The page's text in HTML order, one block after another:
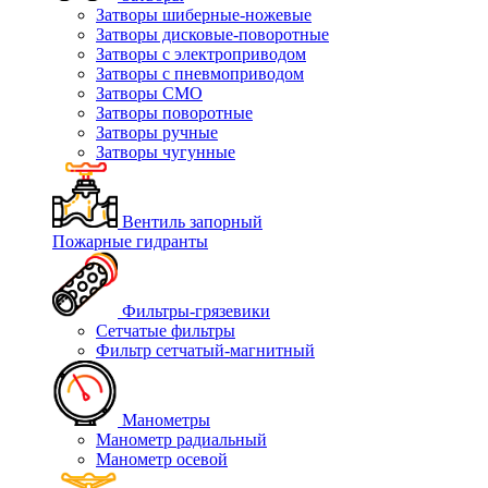
Затворы шиберные-ножевые
Затворы дисковые-поворотные
Затворы с электроприводом
Затворы с пневмоприводом
Затворы СМО
Затворы поворотные
Затворы ручные
Затворы чугунные
Вентиль запорный
Пожарные гидранты
Фильтры-грязевики
Сетчатые фильтры
Фильтр сетчатый-магнитный
Манометры
Манометр радиальный
Манометр осевой